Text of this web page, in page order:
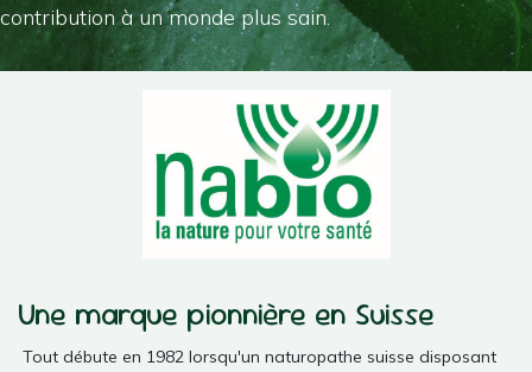
contribution à un monde plus sain.​
Une marque pionnière en Suisse
Tout débute en 1982 lorsqu'un naturopathe suisse disposant